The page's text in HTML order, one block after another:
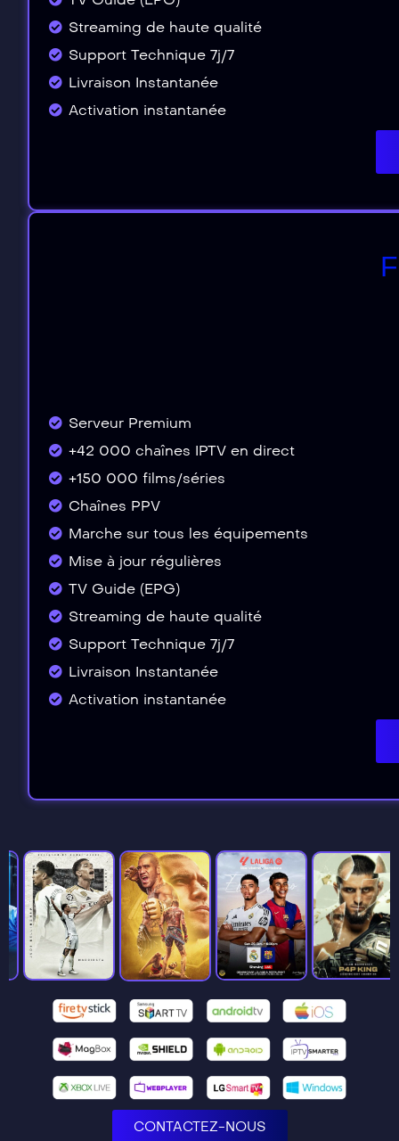
Streaming de haute qualité
Support Technique 7j/7
Livraison Instantanée
Activation instantanée
Serveur Premium
+42 000 chaînes IPTV en direct
+150 000 films/séries
Chaînes PPV
Marche sur tous les équipements
Mise à jour régulières
TV Guide (EPG)
Streaming de haute qualité
Support Technique 7j/7
Livraison Instantanée
Activation instantanée
CONTACTEZ-NOUS